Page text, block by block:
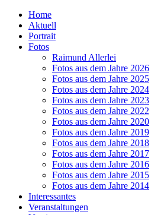
Home
Aktuell
Portrait
Fotos
Raimund Allerlei
Fotos aus dem Jahre 2026
Fotos aus dem Jahre 2025
Fotos aus dem Jahre 2024
Fotos aus dem Jahre 2023
Fotos aus dem Jahre 2022
Fotos aus dem Jahre 2020
Fotos aus dem Jahre 2019
Fotos aus dem Jahre 2018
Fotos aus dem Jahre 2017
Fotos aus dem Jahre 2016
Fotos aus dem Jahre 2015
Fotos aus dem Jahre 2014
Interessantes
Veranstaltungen